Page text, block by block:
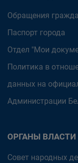
Обращения
Паспорт города
Отдел "Мои
Политика в
данных на
Администрации
ОРГАНЫ ВЛАСТИ
Совет народных